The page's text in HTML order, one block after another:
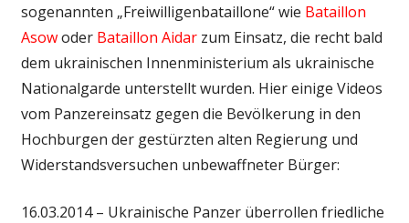
sogenannten „Freiwilligenbataillone“ wie Bataillon
Asowoder Bataillon Aidarzum Einsatz, die recht bald
dem ukrainischen Innenministerium als ukrainische
Nationalgarde unterstellt wurden. Hier einige Videos
vom Panzereinsatz gegen die Bevölkerung in den
Hochburgen der gestürzten alten Regierung und
Widerstandsversuchen unbewaffneter Bürger:
16.03.2014 – Ukrainische Panzer überrollen friedliche